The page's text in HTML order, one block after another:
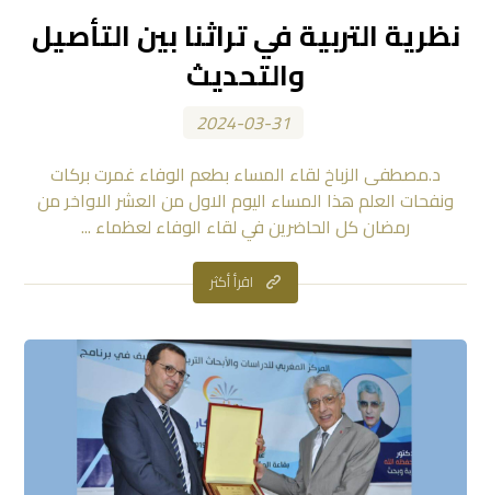
نظرية التربية في تراثنا بين التأصيل
والتحديث
2024-03-31
د.مصطفى الزباخ لقاء المساء بطعم الوفاء غمرت بركات
ونفحات العلم هذا المساء اليوم الاول من العشر الاواخر من
رمضان كل الحاضرين في لقاء الوفاء لعظماء ...
اقرأ أكثر